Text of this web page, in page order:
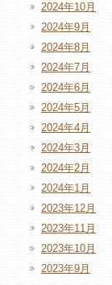
2024年10月
2024年9月
2024年8月
2024年7月
2024年6月
2024年5月
2024年4月
2024年3月
2024年2月
2024年1月
2023年12月
2023年11月
2023年10月
2023年9月